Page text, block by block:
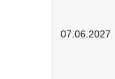
07.06.2027